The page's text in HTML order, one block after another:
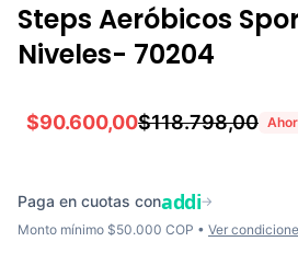
Steps Aeróbicos
Niveles- 70204
$90.600,00$118.798,00
Paga en cuotas conaddi→
Monto mínimo $50.000 COP • Ver